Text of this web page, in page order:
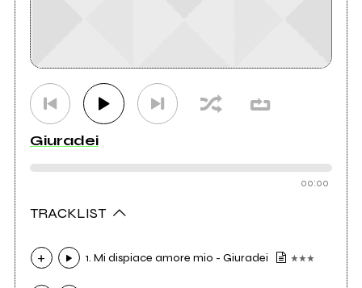
Giuradei
00:00
TRACKLIST
1. Mi dispiace amore mio - Giuradei